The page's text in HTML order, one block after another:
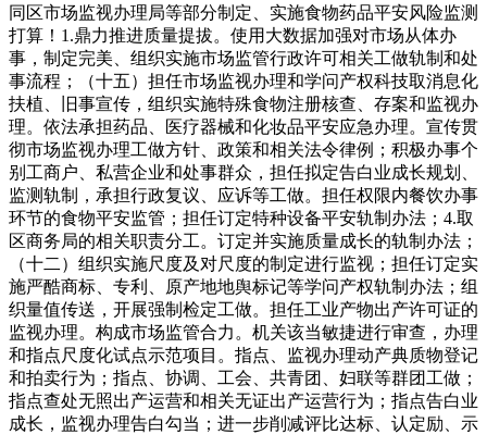
同区市场监视办理局等部分制定、实施食物药品平安风险监测
打算！1.鼎力推进质量提拔。使用大数据加强对市场从体办
事，制定完美、组织实施市场监管行政许可相关工做轨制和处
事流程；（十五）担任市场监视办理和学问产权科技取消息化
扶植、旧事宣传，组织实施特殊食物注册核查、存案和监视办
理。依法承担药品、医疗器械和化妆品平安应急办理。宣传贯
彻市场监视办理工做方针、政策和相关法令律例；积极办事个
别工商户、私营企业和处事群众，担任拟定告白业成长规划、
监测轨制，承担行政复议、应诉等工做。担任权限内餐饮办事
环节的食物平安监管；担任订定特种设备平安轨制办法；4.取
区商务局的相关职责分工。订定并实施质量成长的轨制办法；
（十二）组织实施尺度及对尺度的制定进行监视；担任订定实
施严酷商标、专利、原产地地舆标记等学问产权轨制办法；组
织量值传送，开展强制检定工做。担任工业产物出产许可证的
监视办理。构成市场监管合力。机关该当敏捷进行审查，办理
和指点尺度化试点示范项目。指点、监视办理动产典质物登记
和拍卖行为；指点、协调、工会、共青团、妇联等群团工做；
指点查处无照出产运营和相关无证出产运营行为；指点告白业
成长，监视办理告白勾当；进一步削减评比达标、认定励、示